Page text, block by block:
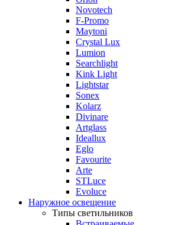
Novotech
F-Promo
Maytoni
Crystal Lux
Lumion
Searchlight
Kink Light
Lightstar
Sonex
Kolarz
Divinare
Artglass
Ideallux
Eglo
Favourite
Arte
STLuce
Evoluce
Наружное освещение
Типы светильников